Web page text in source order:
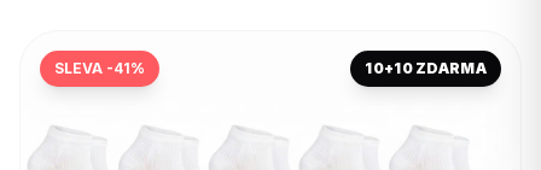
SLEVA -41% 10+10 ZDARMA